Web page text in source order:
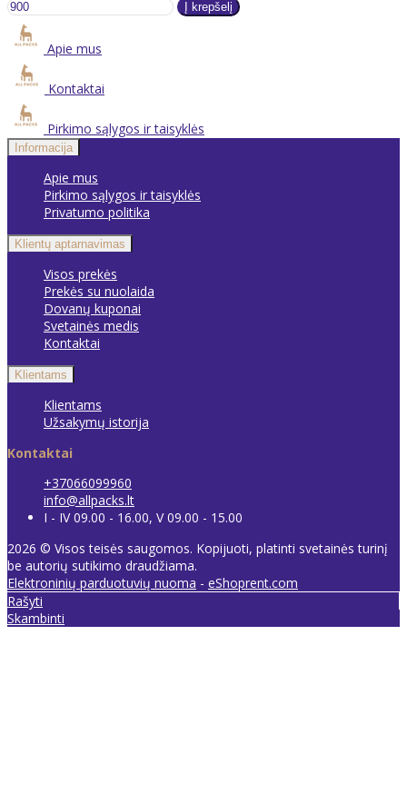
Apie mus
Kontaktai
Pirkimo sąlygos ir taisyklės
Informacija
Apie mus
Pirkimo sąlygos ir taisyklės
Privatumo politika
Klientų aptarnavimas
Visos prekės
Prekės su nuolaida
Dovanų kuponai
Svetainės medis
Kontaktai
Klientams
Klientams
Užsakymų istorija
Kontaktai
+37066099960
info@allpacks.lt
I - IV 09.00 - 16.00, V 09.00 - 15.00
2026 © Visos teisės saugomos. Kopijuoti, platinti svetainės turinį
be autorių sutikimo draudžiama.
Elektroninių parduotuvių nuoma - eShoprent.com
Rašyti
Skambinti